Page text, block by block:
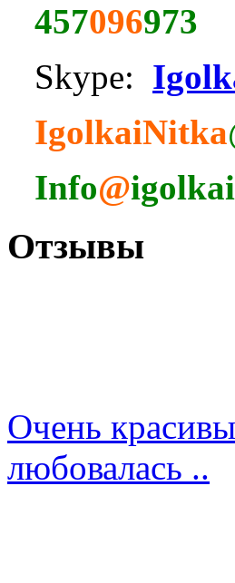
457096973
Skype:
IgolkaiNitka
Info@
Отзывы
Очень
любовалась ..